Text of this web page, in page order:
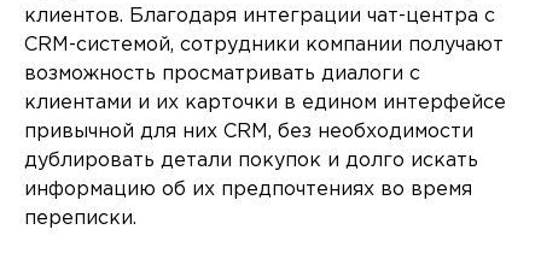
клиентов. Благодаря интеграции чат-центра с
CRM-системой, сотрудники компании получают
возможность просматривать диалоги с
клиентами и их карточки в едином интерфейсе
привычной для них CRM, без необходимости
дублировать детали покупок и долго искать
информацию об их предпочтениях во время
переписки.